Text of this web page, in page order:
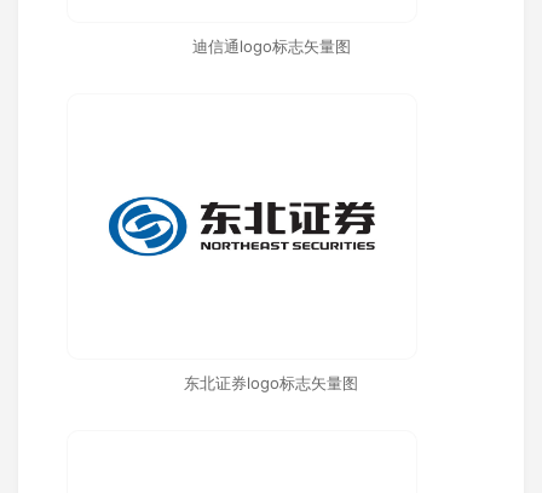
迪信通logo标志矢量图
东北证券logo标志矢量图